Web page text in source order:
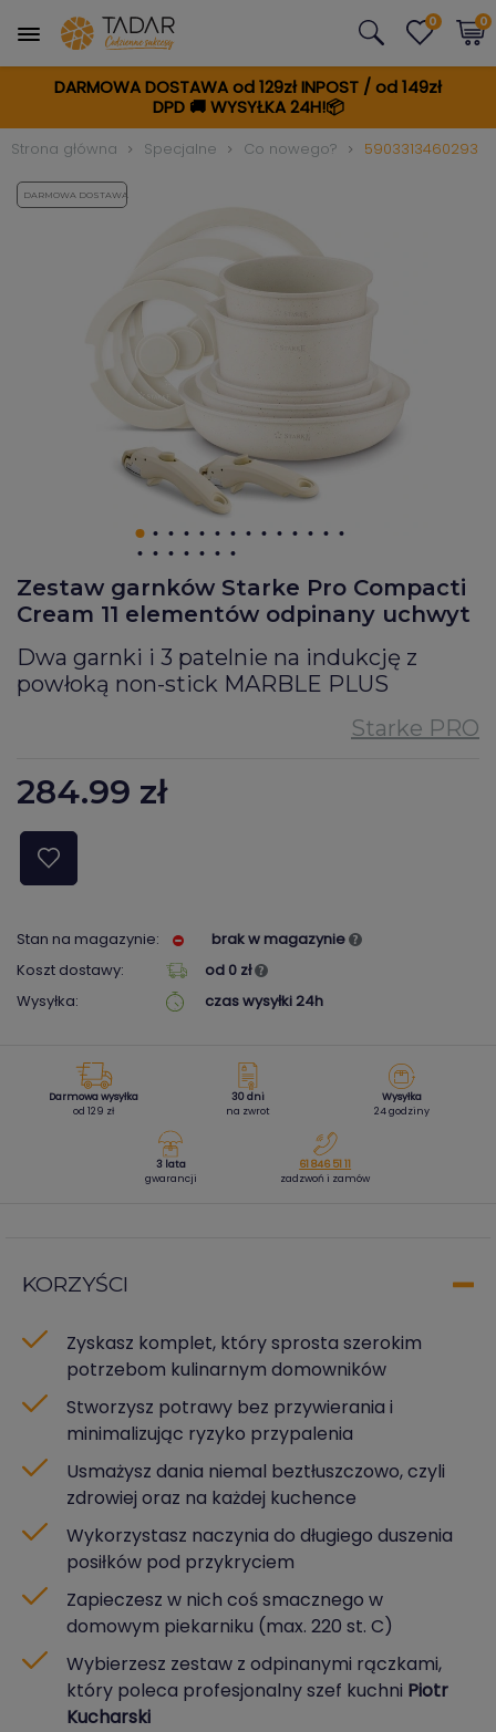
DARMOWA DOSTAWA od 129zł INPOST / od 149zł
DPD🚚WYSYŁKA 24H!📦
0 0
Strona główna Specjalne Co nowego? 5903313460293
DARMOWA DOSTAWA
Zestaw garnków Starke Pro Compacti
Cream 11 elementów odpinany uchwyt
Dwa garnki i 3 patelnie na indukcję z
powłoką non-stick MARBLE PLUS
284.99 zł
Stan na magazynie:
brak w magazynie
Koszt dostawy:
od 0 zł
Wysyłka:
czas wysyłki 24h
Darmowa wysyłka
od 129 zł
30 dni
na zwrot
Wysyłka
24 godziny
3 lata
gwarancji
61 846 51 11
zadzwoń i zamów
KORZYŚCI
Zyskasz komplet, który sprosta szerokim
potrzebom kulinarnym domowników
Stworzysz potrawy bez przywierania i
minimalizując ryzyko przypalenia
Usmażysz dania niemal beztłuszczowo, czyli
zdrowiej oraz na każdej kuchence
Wykorzystasz naczynia do długiego duszenia
posiłków pod przykryciem
Zapieczesz w nich coś smacznego w
domowym piekarniku (max. 220 st. C)
Wybierzesz zestaw z odpinanymi rączkami,
który poleca profesjonalny szef kuchni Piotr
Kucharski